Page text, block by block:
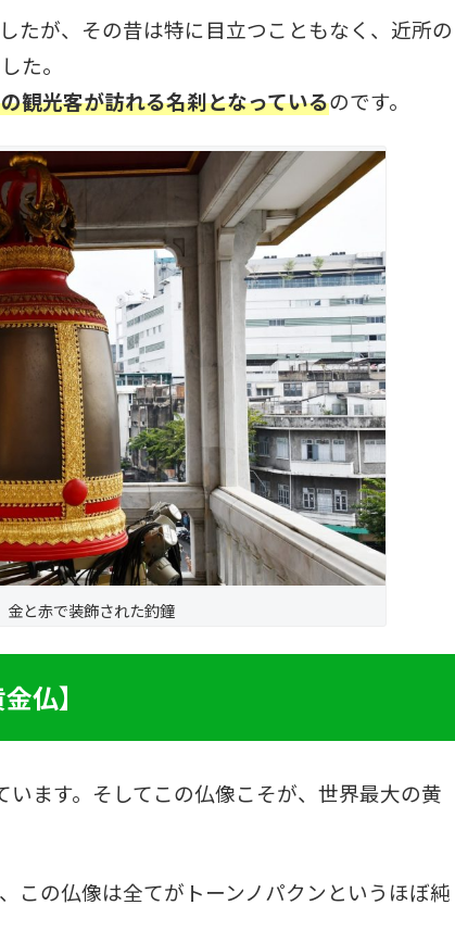
たが、その昔は特に目立つこともなく、近所の
た。
観光客が訪れる名刹となっているのです。
金と赤で装飾された釣鐘
仏】
ます。そしてこの仏像こそが、世界最大の黄
この仏像は全てがトーンノパクンというほぼ純